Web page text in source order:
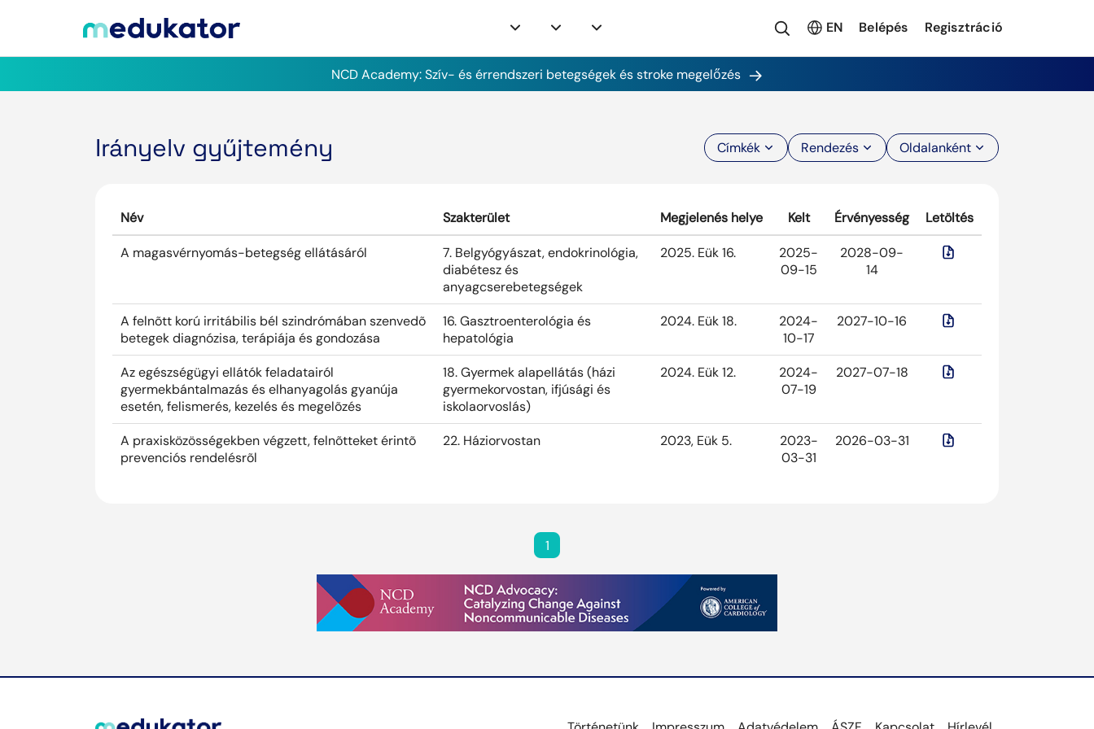
NCD Academy: Szív- és érrendszeri betegségek és stroke megelőzés
EN Belépés Regisztráció
Irányelv gyűjtemény Címkék Rendezés Oldalanként
Név Szakterület Megjelenés helye Kelt Érvényesség Letöltés
A magasvérnyomás-betegség ellátásáról
7. Belgyógyászat, endokrinológia,
diabétesz és
anyagcserebetegségek
2025. Eük 16.
2025-
09-15
2028-09-
14
A felnõtt korú irritábilis bél szindrómában szenvedõ
betegek diagnózisa, terápiája és gondozása
16. Gasztroenterológia és
hepatológia
2024. Eük 18.
2024-
10-17
2027-10-16
Az egészségügyi ellátók feladatairól
gyermekbántalmazás és elhanyagolás gyanúja
esetén, felismerés, kezelés és megelõzés
18. Gyermek alapellátás (házi
gyermekorvostan, ifjúsági és
iskolaorvoslás)
2024. Eük 12.
2024-
07-19
2027-07-18
A praxisközösségekben végzett, felnõtteket érintõ
prevenciós rendelésrõl
22. Háziorvostan 2023, Eük 5.
2023-
03-31
2026-03-31
1